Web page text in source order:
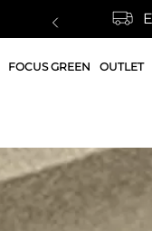
FOCUS GREEN OUTLET